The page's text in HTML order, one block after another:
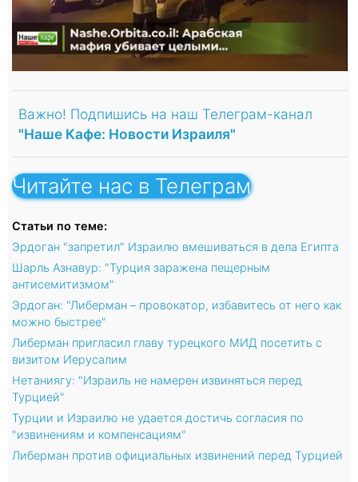
Важно! Подпишись на наш Телеграм-канал
"Наше Кафе: Новости Израиля"
Читайте нас в Телеграм
Статьи по теме:
Эрдоган "запретил" Израилю вмешиваться в дела Египта
Шарль Азнавур: "Турция заражена пещерным
антисемитизмом"
Эрдоган: "Либерман – провокатор, избавитесь от него как
можно быстрее"
Либерман пригласил главу турецкого МИД посетить с
визитом Иерусалим
Нетаниягу: "Израиль не намерен извиняться перед
Турцией"
Турции и Израилю не удается достичь согласия по
"извинениям и компенсациям"
Либерман против официальных извинений перед Турцией